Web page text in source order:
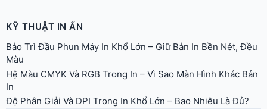
KỸ THUẬT IN ẤN
Bảo Trì Đầu Phun Máy In Khổ Lớn – Giữ Bản In Bền Nét, Đều
Màu
Hệ Màu CMYK Và RGB Trong In – Vì Sao Màn Hình Khác Bản
In
Độ Phân Giải Và DPI Trong In Khổ Lớn – Bao Nhiêu Là Đủ?